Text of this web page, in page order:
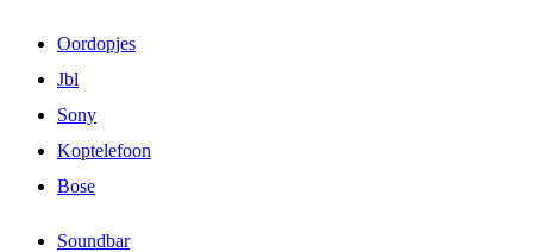
Oordopjes
Jbl
Sony
Koptelefoon
Bose
Soundbar